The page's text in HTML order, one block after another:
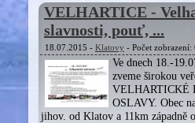
VELHARTICE -
slavnosti, pouť, ...
18.07.2015 - Klatovy - Počet zobrazení:
Ve dnech 18.-
zveme širokou
VELHARTICKÉ
OSLAVY. Obec
jihov. od Klatov a 11km západně